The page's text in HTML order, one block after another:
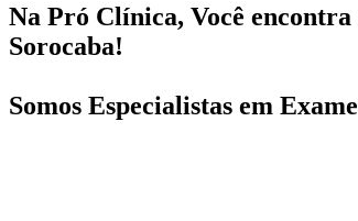
Na Pró Clínica, Você encontra
Sorocaba!
Somos Especialistas em